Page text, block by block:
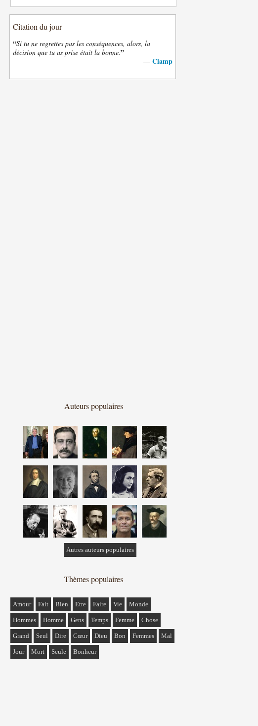
Citation du jour
“Si tu ne regrettes pas les conséquences, alors, la
décision que tu as prise était la bonne.”
— Clamp
Auteurs populaires
Autres auteurs populaires
Thèmes populaires
Amour Fait Bien Etre Faire Vie Monde
Hommes Homme Gens Temps Femme Chose
Grand Seul Dire Cœur Dieu Bon Femmes Mal
Jour Mort Seule Bonheur